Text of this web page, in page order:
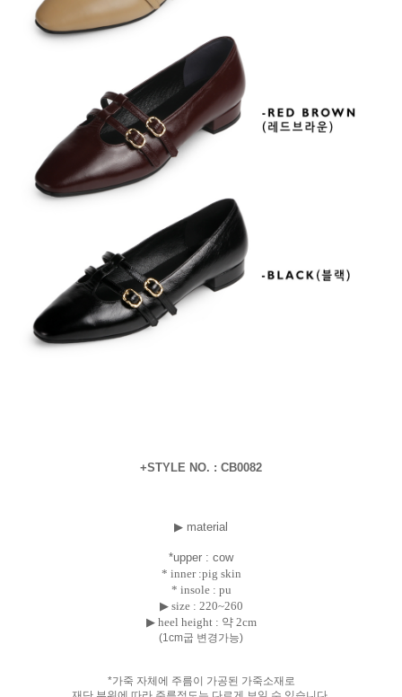
+STYLE NO. : CB0082
▶ material
*upper : cow
* inner :pig skin
* insole : pu
▶ size : 220~260
▶ heel height : 약 2cm
(1cm굽 변경가능)
*가죽 자체에 주름이 가공된 가죽소재로